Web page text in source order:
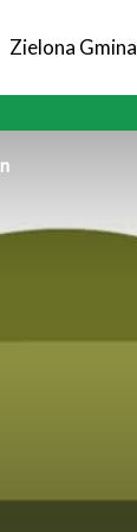
Zielona Gmina